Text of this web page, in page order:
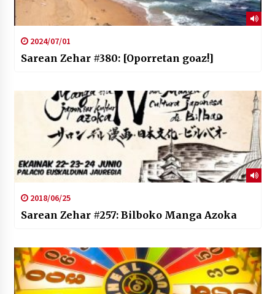
2024/07/01
Sarean Zehar #380: [Oporretan goaz!]
2018/06/25
Sarean Zehar #257: Bilboko Manga Azoka